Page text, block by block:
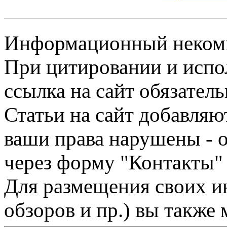
Информационный
При цитировании и
ссылка на сайт
Статьи на сайт
ваши права нарушены -
через форму "Контакты"
Для размещения своих
обзоров и пр.) вы также